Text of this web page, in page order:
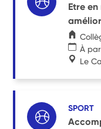
Etre
À
Le
SPORT